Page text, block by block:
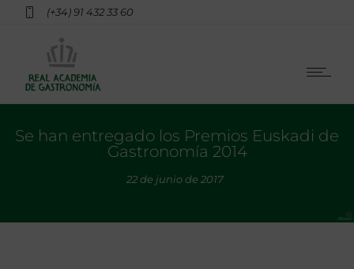
(+34) 91 432 33 60
Se han entregado los Premios Euskadi de
Gastronomía 2014
22 de junio de 2017